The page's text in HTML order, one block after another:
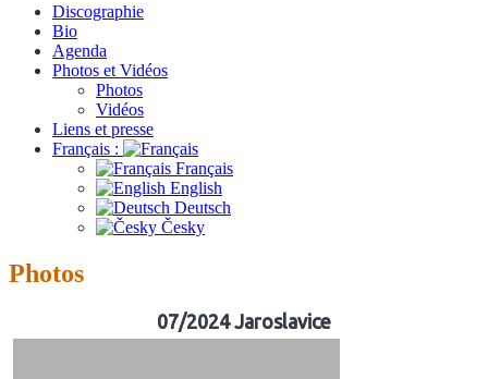
Discographie
Bio
Agenda
Photos et Vidéos
Photos
Vidéos
Liens et presse
Français :
Français
English
Deutsch
Česky
Photos
07/2024 Jaroslavice